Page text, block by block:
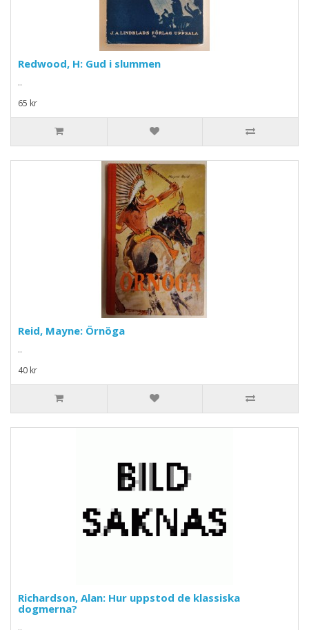
Redwood, H: Gud i slummen
..
65 kr
Reid, Mayne: Örnöga
..
40 kr
Richardson, Alan: Hur uppstod de klassiska
dogmerna?
..